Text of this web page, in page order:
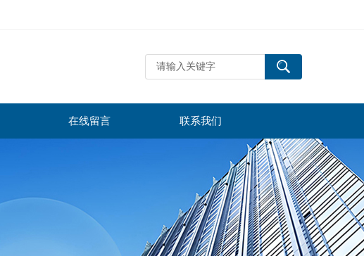
在线留言 联系我们